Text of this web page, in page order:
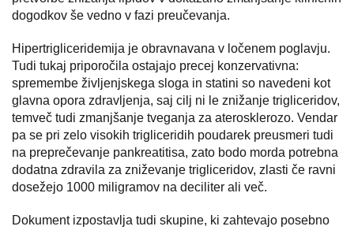
dogodkov še vedno v fazi preučevanja.
Hipertrigliceridemija je obravnavana v ločenem poglavju.
Tudi tukaj priporočila ostajajo precej konzervativna:
spremembe življenjskega sloga in statini so navedeni kot
glavna opora zdravljenja, saj cilj ni le znižanje trigliceridov,
temveč tudi zmanjšanje tveganja za aterosklerozo. Vendar
pa se pri zelo visokih trigliceridih poudarek preusmeri tudi
na preprečevanje pankreatitisa, zato bodo morda potrebna
dodatna zdravila za zniževanje trigliceridov, zlasti če ravni
dosežejo 1000 miligramov na deciliter ali več.
Dokument izpostavlja tudi skupine, ki zahtevajo posebno